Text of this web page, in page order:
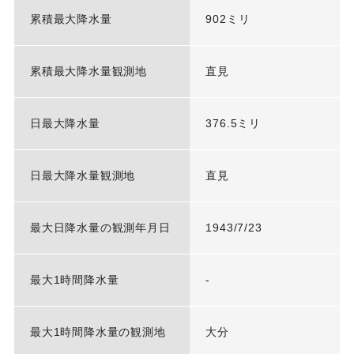
累積最大降水量 902ミリ
累積最大降水量観測地 直見
日最大降水量 376.5ミリ
日最大降水量観測地 直見
最大日降水量の観測年月日 1943/7/23
最大1時間降水量 -
最大1時間降水量の観測地 大分